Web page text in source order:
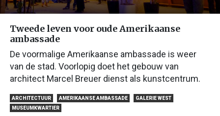
Tweede leven voor oude Amerikaanse
ambassade
De voormalige Amerikaanse ambassade is weer
van de stad. Voorlopig doet het gebouw van
architect Marcel Breuer dienst als kunstcentrum.
ARCHITECTUUR AMERIKAANSE AMBASSADE
GALERIE WEST
MUSEUMKWARTIER